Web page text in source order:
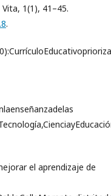
1(1), 41–45.
.
el aprendizaje de